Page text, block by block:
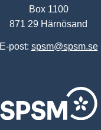
Box 1100
871 29 Härnösand
E-post: spsm@spsm.se